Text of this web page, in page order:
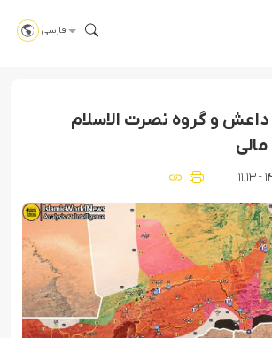
فارسی
و گروه نصرت الاسلام